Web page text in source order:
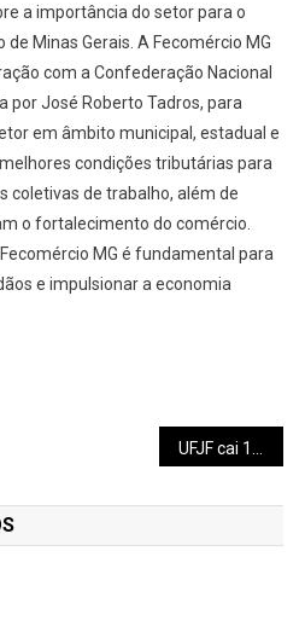
a importância do setor para o
Minas Gerais. A Fecomércio MG
com a Confederação Nacional
por José Roberto Tadros, para
em âmbito municipal, estadual e
condições tributárias para
coletivas de trabalho, além de
o fortalecimento do comércio.
MG é fundamental para
e impulsionar a economia